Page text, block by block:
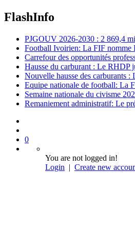
FlashInfo
PJGOUV 2026-2030 : 2 869,4
Football Ivoirien: La FIF nomme
Carrefour des opportunités
Hausse du carburant : Le RHDP
Nouvelle hausse des carburants
Equipe nationale de football: La
Semaine nationale du civisme
Remaniement administratif: Le
0
You are not logged in!
Login | Create new